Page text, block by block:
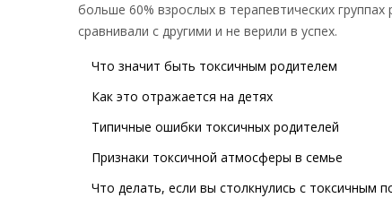
больше 60% взрослых в терапевтических
сравнивали с другими и не верили в успех.
Что значит быть токсичным родителем
Как это отражается на детях
Типичные ошибки токсичных родителей
Признаки токсичной атмосферы в семье
Что делать, если вы столкнулись с токсичным